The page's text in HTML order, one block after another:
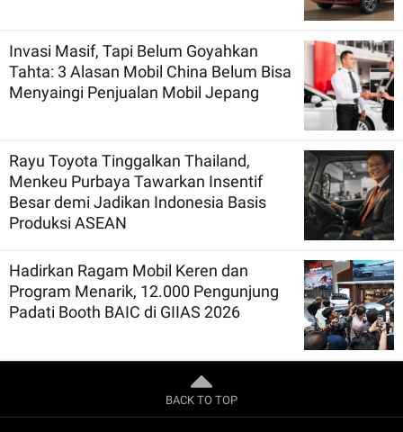
Invasi Masif, Tapi Belum Goyahkan
Tahta: 3 Alasan Mobil China Belum Bisa
Menyaingi Penjualan Mobil Jepang
Rayu Toyota Tinggalkan Thailand,
Menkeu Purbaya Tawarkan Insentif
Besar demi Jadikan Indonesia Basis
Produksi ASEAN
Hadirkan Ragam Mobil Keren dan
Program Menarik, 12.000 Pengunjung
Padati Booth BAIC di GIIAS 2026
BACK TO TOP